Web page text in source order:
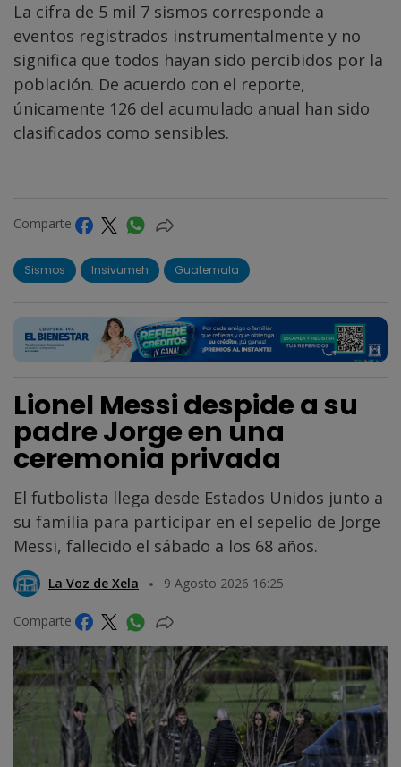
La cifra de 5 mil 7 sismos corresponde a
eventos registrados instrumentalmente y no
significa que todos hayan sido percibidos por la
población. De acuerdo con el reporte,
únicamente 126 del acumulado anual han sido
clasificados como sensibles.
Comparte
Sismos Insivumeh Guatemala
Lionel Messi despide a su
padre Jorge en una
ceremonia privada
El futbolista llega desde Estados Unidos junto a
su familia para participar en el sepelio de Jorge
Messi, fallecido el sábado a los 68 años.
La Voz de Xela 9 Agosto 2026 16:25
Comparte